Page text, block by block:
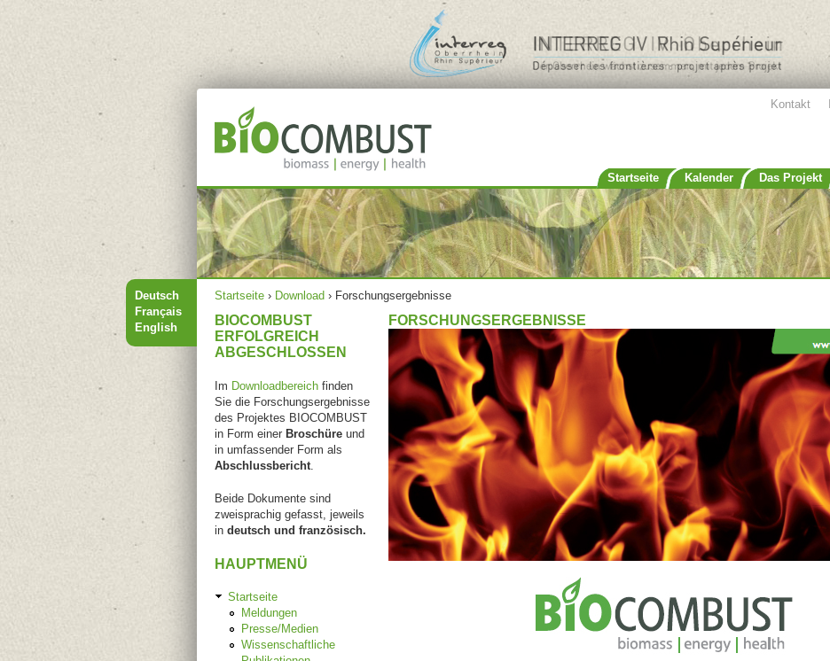
Startseite Kalender Das Projekt
Kontakt
Sie sind hier
Startseite › Download › Forschungsergebnisse
FORSCHUNGSERGEBNISSE
BIOCOMBUST
ERFOLGREICH
ABGESCHLOSSEN
Im Downloadbereich finden
Sie die Forschungsergebnisse
des Projektes BIOCOMBUST
in Form einer Broschüre und
in umfassender Form als
Abschlussbericht
Beide Dokumente sind
zweisprachig gefasst, jeweils
in deutsch und französisch.
HAUPTMENÜ
Startseite
Meldungen
Presse/Medien
Wissenschaftliche
Deutsch
Français
English